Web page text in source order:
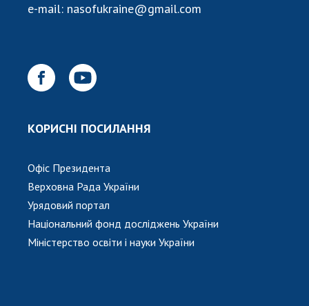
e-mail: nasofukraine@gmail.com
КОРИСНІ ПОСИЛАННЯ
Офіс Президента
Верховна Рада України
Урядовий портал
Національний фонд досліджень України
Міністерство освіти і науки України